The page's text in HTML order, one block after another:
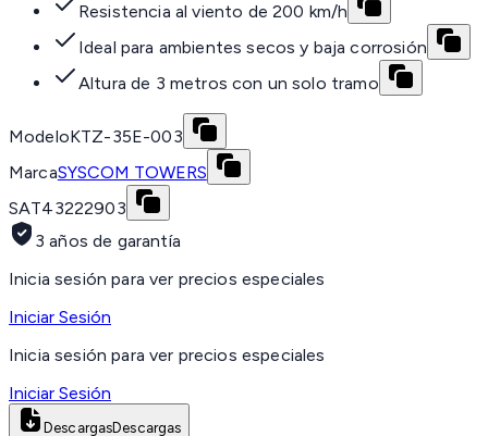
Resistencia al viento de 200 km/h
Ideal para ambientes secos y baja corrosión
Altura de 3 metros con un solo tramo
ModeloKTZ-35E-003
MarcaSYSCOM TOWERS
SAT43222903
3 años de garantía
Inicia sesión para ver precios especiales
Iniciar Sesión
Inicia sesión para ver precios especiales
Iniciar Sesión
DescargasDescargas